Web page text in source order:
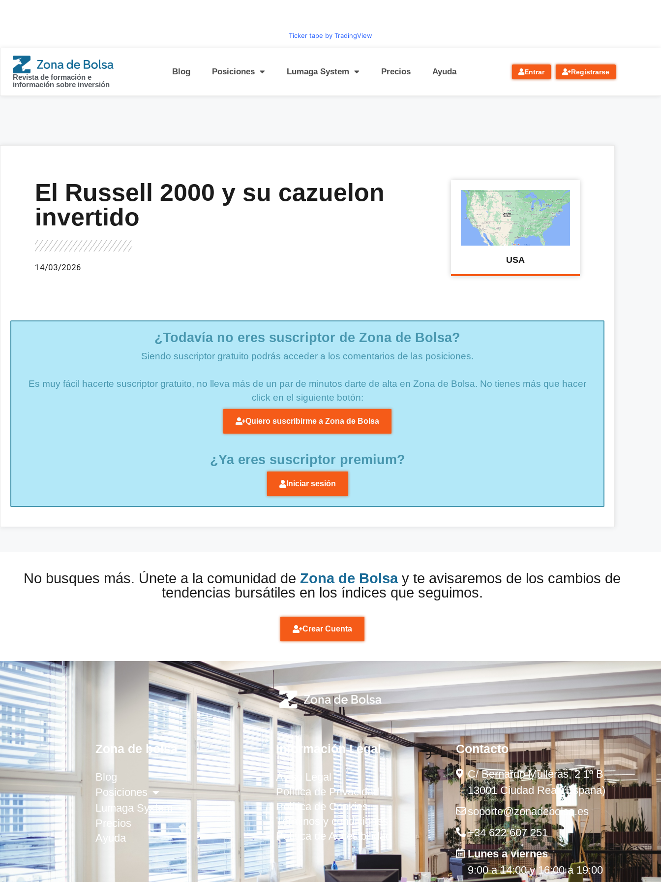
Ticker tape by TradingView
Revista de formación e
información sobre inversión
Blog Posiciones Lumaga System Precios Ayuda Entrar Registrarse
El Russell 2000 y su cazuelon
invertido
14/03/2026
USA
¿Todavía no eres suscriptor de Zona de Bolsa?
Siendo suscriptor gratuito podrás acceder a los comentarios de las posiciones.
Es muy fácil hacerte suscriptor gratuito, no lleva más de un par de minutos darte de alta en Zona de Bolsa. No tienes más que hacer
click en el siguiente botón:
Quiero suscribirme a Zona de Bolsa
¿Ya eres suscriptor premium?
Iniciar sesión
No busques más. Únete a la comunidad de Zona de Bolsay te avisaremos de los cambios de
tendencias bursátiles en los índices que seguimos.
Crear Cuenta
Zona de bolsa
Blog
Posiciones
Lumaga System
Precios
Ayuda
Información Legal
Aviso Legal
Política de Privacidad
Política de Cookies
Términos y condiciones
Política de Accesibilidad
Contacto
C/ Bernardo Mulleras, 2 1º B
13001 Ciudad Real (España)
soporte@zonadebolsa.es
+34 622 607 251
Lunes a viernes
9:00 a 14:00 y 16:00 a 19:00